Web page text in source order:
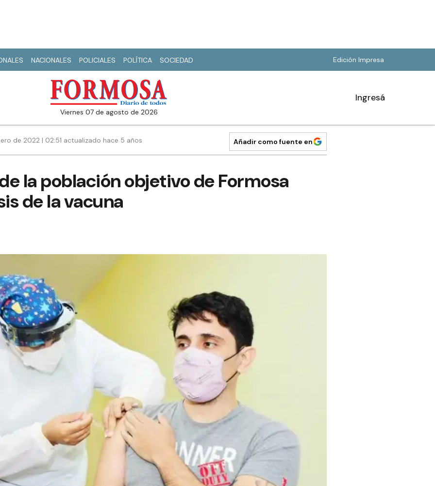
NACIONALES POLICIALES POLÍTICA SOCIEDAD Edición Impresa
viernes 07 de agosto de 2026
Ingresá
de 2022 | 02:51 actualizado hace 5 años Añadir como fuente en
la población objetivo de Formosa
de la vacuna